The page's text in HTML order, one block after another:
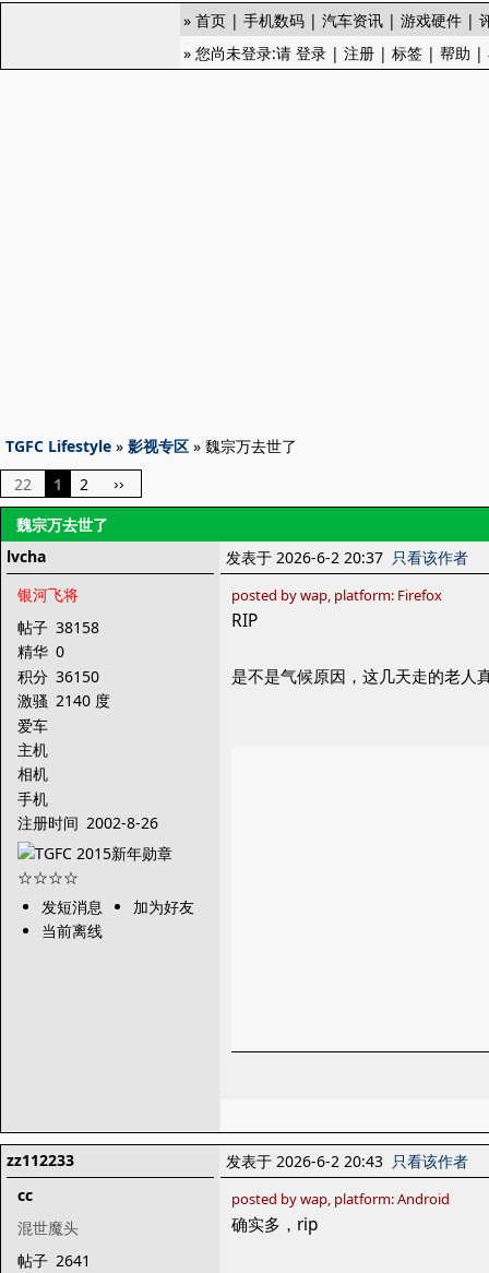
» 首页 | 手机数码 | 汽车资讯 | 游戏硬件 |
» 您尚未登录:请 登录 | 注册 | 标签 | 帮助 |
TGFC Lifestyle » 影视专区 » 魏宗万去世了
22
1 2 ››
魏宗万去世了
lvcha
银河飞将
帖子 38158
精华 0
积分 36150
激骚 2140 度
爱车
主机
相机
手机
注册时间 2002-8-26
发短消息
加为好友
当前离线
发表于 2026-6-2 20:37 只看该作者
posted by wap, platform: Firefox
RIP
是不是气候原因，这几天走的老人
zz112233
cc
混世魔头
帖子 2641
发表于 2026-6-2 20:43 只看该作者
posted by wap, platform: Android
确实多，rip